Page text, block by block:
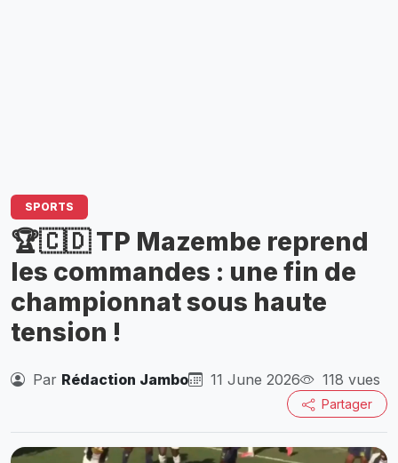
SPORTS
🏆🇨🇩 TP Mazembe reprend
les commandes : une fin de
championnat sous haute
tension !
Par Rédaction Jambo 11 June 2026 118 vues
Partager